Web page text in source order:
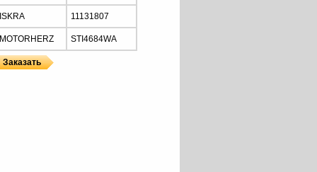
ISKRA 11131807
MOTORHERZ STI4684WA